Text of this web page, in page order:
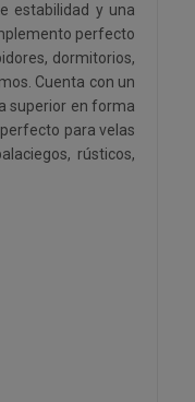
estabilidad y una
perfecto
dormitorios,
Cuenta con un
superior en forma
para velas
rústicos,